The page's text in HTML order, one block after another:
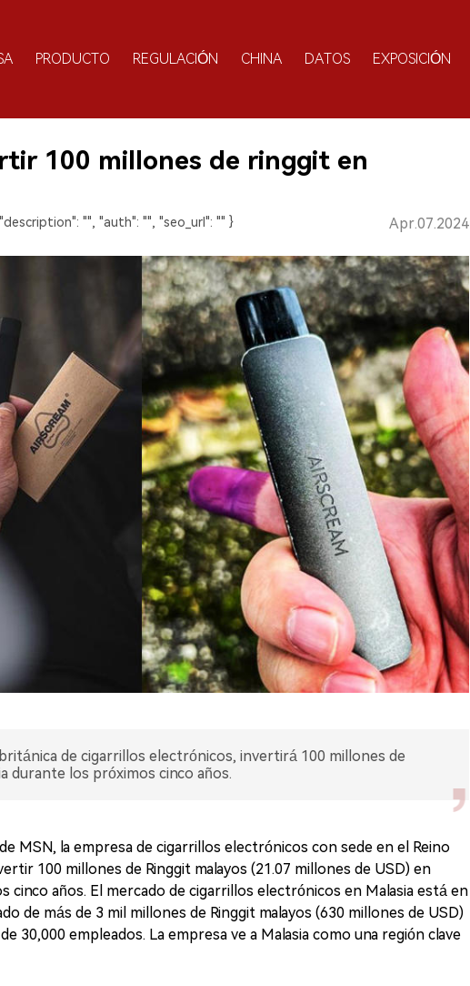
PRODUCTO REGULACIÓN CHINA DATOS EXPOSICIÓN
100 millones de ringgit en
"", "auth": "", "seo_url": "" } Apr.07.2024
de cigarrillos electrónicos, invertirá 100 millones de
durante los próximos cinco años.
MSN, la empresa de cigarrillos electrónicos con sede en el Reino
100 millones de Ringgit malayos (21.07 millones de USD) en
cinco años. El mercado de cigarrillos electrónicos en Malasia está en
de más de 3 mil millones de Ringgit malayos (630 millones de USD)
30,000 empleados. La empresa ve a Malasia como una región clave